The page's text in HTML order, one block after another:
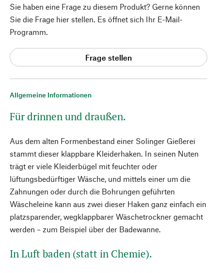
Allgemeine Informationen
Für drinnen und draußen.
Aus dem alten Formenbestand einer Solinger Gießerei
stammt dieser klappbare Kleiderhaken. In seinen Nuten
trägt er viele Kleiderbügel mit feuchter oder
lüftungsbedürftiger Wäsche, und mittels einer um die
Zahnungen oder durch die Bohrungen geführten
Wäscheleine kann aus zwei dieser Haken ganz einfach ein
platzsparender, wegklappbarer Wäschetrockner gemacht
werden – zum Beispiel über der Badewanne.
In Luft baden (statt in Chemie).
Sie haben eine Frage zu diesem Produkt? Gerne können
Sie die Frage hier stellen. Es öffnet sich Ihr E-Mail-
Programm.
Frage stellen